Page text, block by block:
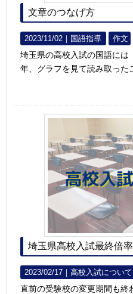
文章のつなげ方
2023/11/02｜ 国語指導 作文
埼玉県の高校入試の国語に
年、グラフを見て読み取った
埼玉県高校入試最終倍率
2023/02/17｜高校入試について
直前の受験校の変更期間も